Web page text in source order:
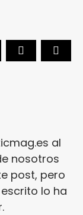
al
nosotros
post, pero
lo ha